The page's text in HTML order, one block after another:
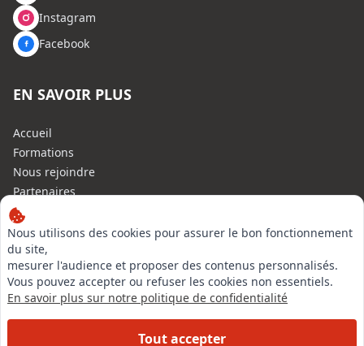
Nous utilisons des cookies pour assurer le bon fonctionnement
du site,
mesurer l'audience et proposer des contenus personnalisés.
Vous pouvez accepter ou refuser les cookies non essentiels.
En savoir plus sur notre politique de confidentialité
Tout accepter
Instagram
Facebook
EN SAVOIR PLUS
Accueil
Formations
Nous rejoindre
Partenaires
Autres missions
Le C.N.E.
Membre IVSC
Logiciel
L’Expert
Tarifs